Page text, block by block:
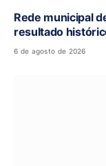
Rede municipal
resultado
6 de agosto de 2026